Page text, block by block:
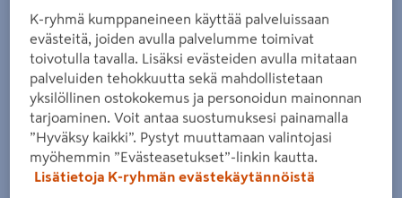
Paneeli-Ässä 20 Paneelilakka
Lue lisää
Paneeli-Ässä Hirsisuoja 2,7 l EP
sävytettävissä
58,90€/kpl
58,90 €/ kpl
21,81€/l
21,81 €/ l
Lue lisää
K-ryhmä kumppaneineen käyttää palveluissaan
evästeitä, joiden avulla palvelumme toimivat
toivotulla tavalla. Lisäksi evästeiden avulla mitataan
palveluiden tehokkuutta sekä mahdollistetaan
yksilöllinen ostokokemus ja personoidun mainonnan
tarjoaminen. Voit antaa suostumuksesi painamalla
”Hyväksy kaikki”. Pystyt muuttamaan valintojasi
myöhemmin ”Evästeasetukset”-linkin kautta.
Lisätietoja K-ryhmän evästekäytännöistä